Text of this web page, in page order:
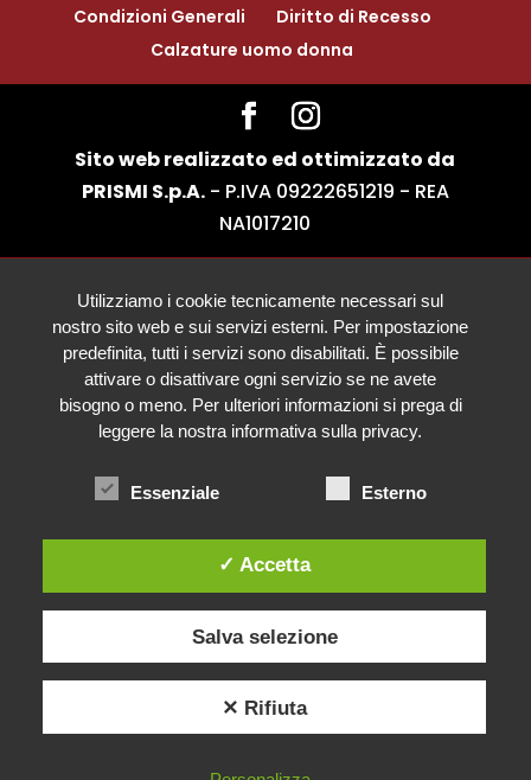
Condizioni Generali
Diritto di Recesso
Calzature uomo donna
Sito web realizzato ed ottimizzato da
PRISMI S.p.A.- P.IVA 09222651219 - REA
NA1017210
Cerchi Aiuto?
Utilizziamo i cookie tecnicamente necessari sul
nostro sito web e sui servizi esterni. Per impostazione
predefinita, tutti i servizi sono disabilitati. È possibile
attivare o disattivare ogni servizio se ne avete
bisogno o meno. Per ulteriori informazioni si prega di
leggere la nostra informativa sulla privacy.
Essenziale Esterno
✓ Accetta
Salva selezione
✕ Rifiuta